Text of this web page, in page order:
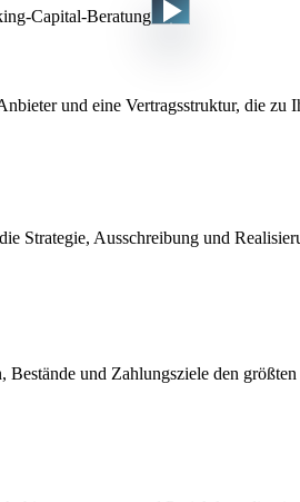
und eine Vertragsstruktur, die zu
Strategie, Ausschreibung und
und Zahlungsziele den